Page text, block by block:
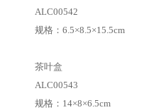
ALC00542
规格：6.5×8.5×15.5cm
茶叶盒
ALC00543
规格：14×8×6.5cm